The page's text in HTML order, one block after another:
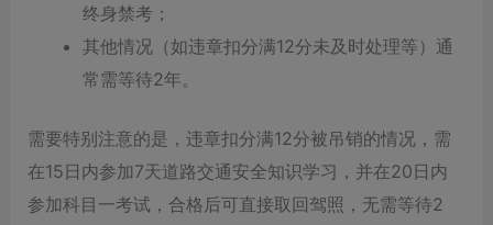
终身禁考；
其他情况（如违章扣分满12分未及时处理等）通
常需等待2年。
需要特别注意的是，违章扣分满12分被吊销的情况，需
在15日内参加7天道路交通安全知识学习，并在20日内
参加科目一考试，合格后可直接取回驾照，无需等待2